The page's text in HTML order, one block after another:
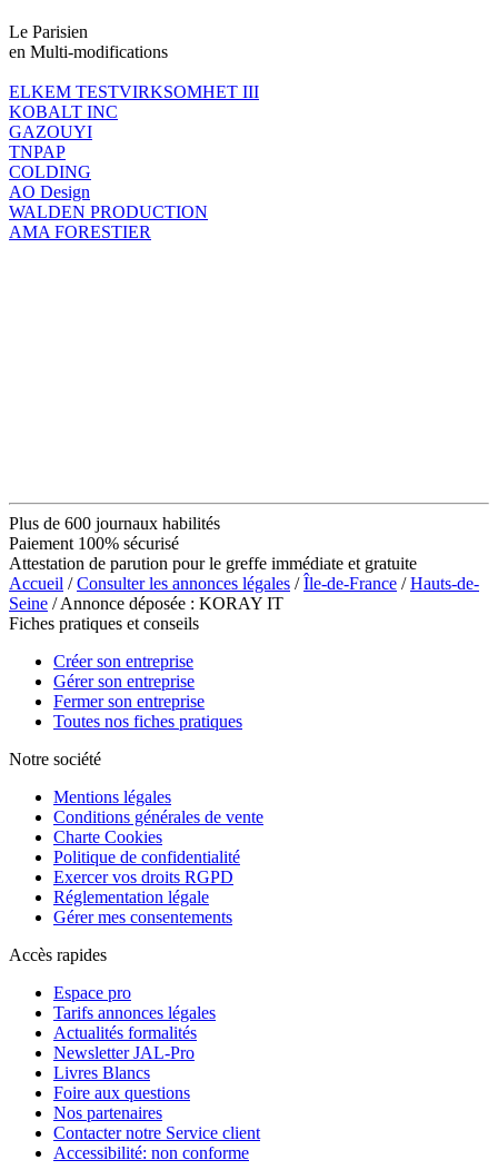
Le Parisien
en Multi-modifications
ELKEM TESTVIRKSOMHET III
KOBALT INC
GAZOUYI
TNPAP
COLDING
AO Design
WALDEN PRODUCTION
AMA FORESTIER
Plus de 600 journaux habilités
Paiement 100% sécurisé
Attestation de parution pour le greffe immédiate et gratuite
Accueil /Consulter les annonces légales /Île-de-France /Hauts-de-
Seine / Annonce déposée : KORAY IT
Fiches pratiques et conseils
Créer son entreprise
Gérer son entreprise
Fermer son entreprise
Toutes nos fiches pratiques
Notre société
Mentions légales
Conditions générales de vente
Charte Cookies
Politique de confidentialité
Exercer vos droits RGPD
Réglementation légale
Gérer mes consentements
Accès rapides
Espace pro
Tarifs annonces légales
Actualités formalités
Newsletter JAL-Pro
Livres Blancs
Foire aux questions
Nos partenaires
Contacter notre Service client
Accessibilité: non conforme